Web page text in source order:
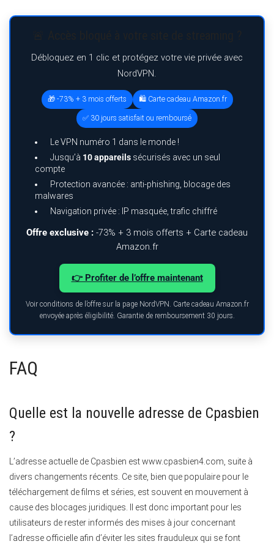
Débloquez en 1 clic et protégez votre vie privée avec
NordVPN.
🎁 -73% + 3 mois offerts 🛍️ Carte cadeau Amazon.fr
✅ 30 jours satisfait ou remboursé
Le VPN numéro 1 dans le monde !
Jusqu’à 10 appareils sécurisés avec un seul
compte
Protection avancée : anti-phishing, blocage des
malwares
Navigation privée : IP masquée, trafic chiffré
Offre exclusive : -73% + 3 mois offerts + Carte cadeau
Amazon.fr
👉 Profiter de l’offre maintenant
Voir conditions de l’offre sur la page NordVPN. Carte cadeau Amazon.fr
envoyée après éligibilité. Garantie de remboursement 30 jours.
FAQ
Quelle est la nouvelle adresse de Cpasbien
?
L’adresse actuelle de Cpasbien est www.cpasbien4.com, suite à
divers changements récents. Ce site, bien que populaire pour le
téléchargement de films et séries, est souvent en mouvement à
cause des blocages juridiques. Il est donc important pour les
utilisateurs de rester informés des mises à jour concernant
l’adresse officielle afin d’éviter les sites frauduleux qui se font